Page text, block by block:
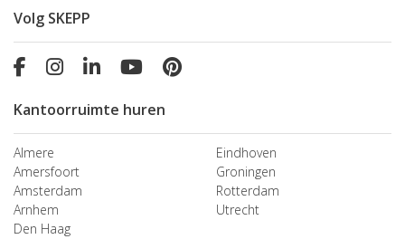
Volg SKEPP
Kantoorruimte huren
Almere
Amersfoort
Amsterdam
Arnhem
Den Haag
Eindhoven
Groningen
Rotterdam
Utrecht